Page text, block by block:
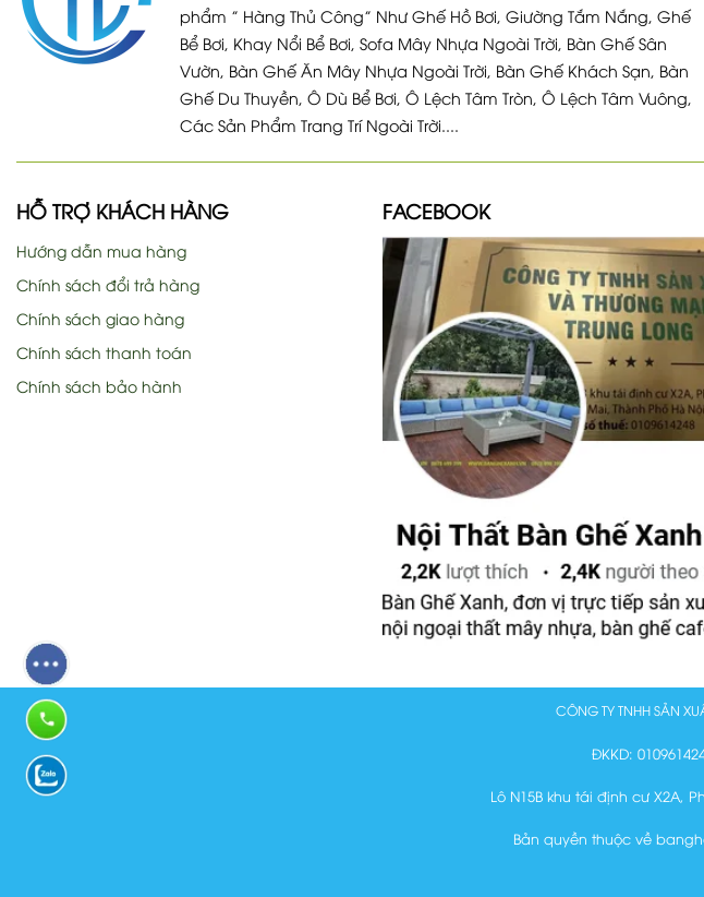
phẩm ” Hàng Thủ Công” Như Ghế Hồ Bơi, Giường Tắm Nắng, Ghế
Bể Bơi, Khay Nổi Bể Bơi, Sofa Mây Nhựa Ngoài Trời, Bàn Ghế Sân
Vườn, Bàn Ghế Ăn Mây Nhựa Ngoài Trời, Bàn Ghế Khách Sạn, Bàn
Ghế Du Thuyền, Ô Dù Bể Bơi, Ô Lệch Tâm Tròn, Ô Lệch Tâm Vuông,
Các Sản Phẩm Trang Trí Ngoài Trời....
HỖ TRỢ KHÁCH HÀNG
Hướng dẫn mua hàng
Chính sách đổi trả hàng
Chính sách giao hàng
Chính sách thanh toán
Chính sách bảo hành
FACEBOOK
CÔNG TY TNHH SẢN
ĐKKD:
Lô N15B khu tái định cư X2A,
Bản quyền thuộc về